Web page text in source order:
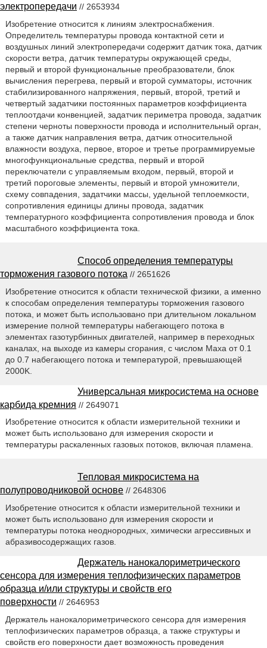
электропередачи // 2653934
Изобретение относится к линиям электроснабжения.
Определитель температуры провода контактной сети и
воздушных линий электропередачи содержит датчик тока, датчик
скорости ветра, датчик температуры окружающей среды,
первый и второй функциональные преобразователи, блок
вычисления перегрева, первый и второй сумматоры, источник
стабилизированного напряжения, первый, второй, третий и
четвертый задатчики постоянных параметров коэффициента
теплоотдачи конвенцией, задатчик периметра провода, задатчик
степени черноты поверхности провода и исполнительный орган,
а также датчик направления ветра, датчик относительной
влажности воздуха, первое, второе и третье программируемые
многофункциональные средства, первый и второй
переключатели с управляемым входом, первый, второй и
третий пороговые элементы, первый и второй умножители,
схему совпадения, задатчики массы, удельной теплоемкости,
сопротивления единицы длины провода, задатчик
температурного коэффициента сопротивления провода и блок
масштабного коэффициента тока.
Способ определения температуры
торможения газового потока // 2651626
Изобретение относится к области технической физики, а именно
к способам определения температуры торможения газового
потока, и может быть использовано при длительном локальном
измерение полной температуры набегающего потока в
элементах газотурбинных двигателей, например в переходных
каналах, на выходе из камеры сгорания, с числом Маха от 0.1
до 0.7 набегающего потока и температурой, превышающей
2000K.
Универсальная микросистема на основе
карбида кремния // 2649071
Изобретение относится к области измерительной техники и
может быть использовано для измерения скорости и
температуры раскаленных газовых потоков, включая пламена.
Тепловая микросистема на
полупроводниковой основе // 2648306
Изобретение относится к области измерительной техники и
может быть использовано для измерения скорости и
температуры потока неоднородных, химически агрессивных и
абразивосодержащих газов.
Держатель нанокалориметрического
сенсора для измерения теплофизических параметров
образца и/или структуры и свойств его
поверхности // 2646953
Держатель нанокалориметрического сенсора для измерения
теплофизических параметров образца, а также структуры и
свойств его поверхности дает возможность проведения